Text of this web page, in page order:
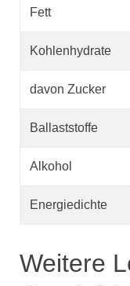
Fett
Kohlenhydrate
davon Zucker
Ballaststoffe
Alkohol
Energiedichte
Weitere